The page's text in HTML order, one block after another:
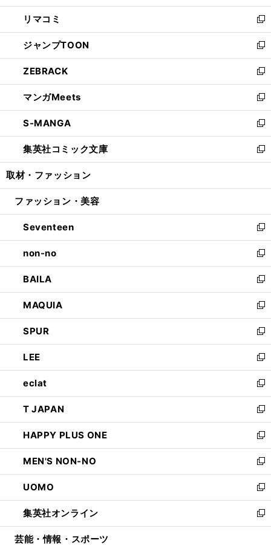
ウ
で
開
く
ン
ド
ウ
で
開
く
ウ
ィ
ン
ド
ウ
で
開
く
し
い
ウ
ィ
ン
ド
ウ
で
開
く
リマコミ
新
し
い
ウ
ィ
ン
ド
ウ
で
開
く
ジャンプTOON
新
し
い
ウ
ィ
ン
ド
ウ
で
開
ZEBRACK
新
し
い
ウ
ィ
ン
ド
ウ
開
マンガMeets
新
し
い
ウ
ィ
ン
ウ
開
く
S-MANGA
新
し
い
ウ
ン
ウ
で
開
く
集英社コミック文庫
新
し
ウ
ン
ド
ウ
で
開
く
取材・ファッション
ファッション・美容
Seventeen
新
し
い
ウ
ィ
ン
ド
ウ
で
開
く
non-no
新
し
い
ウ
ィ
ン
ド
ウ
で
開
く
BAILA
新
し
い
ウ
ィ
ン
ド
ウ
で
開
く
MAQUIA
新
し
い
ウ
ィ
ン
ド
ウ
で
開
く
SPUR
新
し
い
ウ
ィ
ン
ド
ウ
で
開
く
LEE
新
し
い
ウ
ィ
ン
ド
ウ
で
開
く
eclat
新
し
い
ウ
ィ
ン
ド
ウ
で
開
く
T JAPAN
新
し
い
ウ
ィ
ン
ド
ウ
で
開
HAPPY PLUS ONE
新
し
い
ウ
ィ
ン
ド
ウ
MEN'S NON-NO
新
し
い
ウ
ィ
ン
UOMO
新
し
い
ウ
集英社オンライン
新
し
芸能・情報・スポーツ